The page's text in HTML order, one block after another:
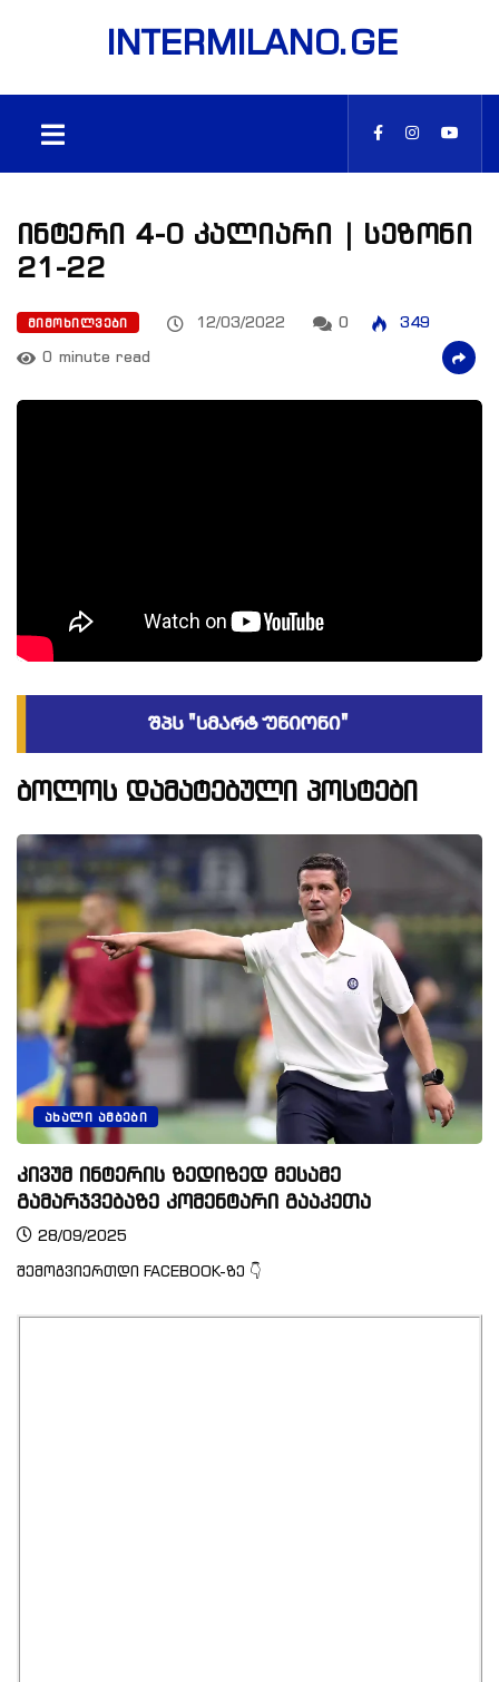
INTERMILANO.GE
ინტერი 4-0 კალიარი | სეზონი
21-22
ᲛᲘᲛᲝᲮᲘᲚᲕᲔᲑᲘ 12/03/2022 0
349
0 minute read
ბოლოს დამატებული პოსტები
ᲐᲮᲐᲚᲘ ᲐᲛᲑᲔᲑᲘ
კივუმ ინტერის ზედიზედ მესამე
გამარჯვებაზე კომენტარი გააკეთა
28/09/2025
შემოგვიერთდი FACEBOOK-ზე 👇